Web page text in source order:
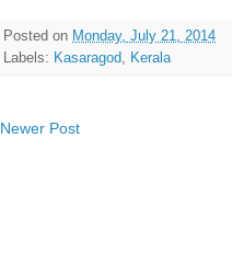
Posted on Monday, July 21, 2014
Labels: Kasaragod Kerala
Newer Post